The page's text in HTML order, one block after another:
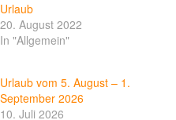
Urlaub
20. August 2022
In "Allgemein"
Urlaub vom 5. August – 1.
September 2026
10. Juli 2026